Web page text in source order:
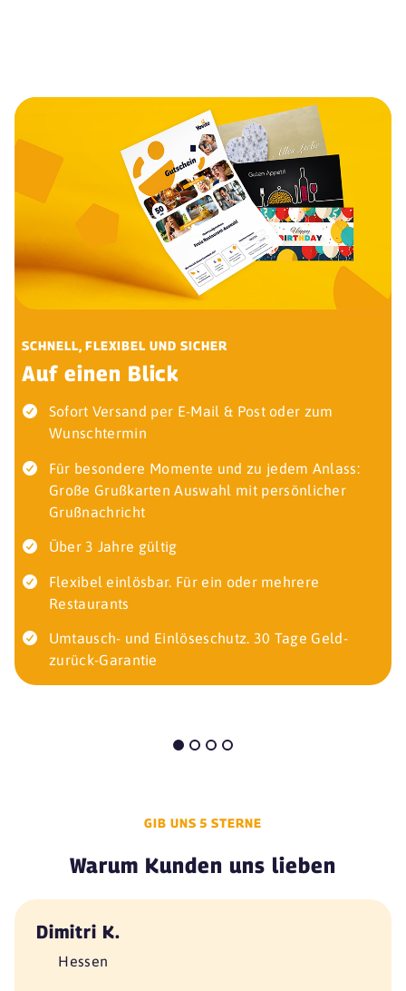
SCHNELL, FLEXIBEL UND SICHER
Auf einen Blick
Sofort Versand per E-Mail & Post oder zum
Wunschtermin
Für besondere Momente und zu jedem Anlass:
Große Grußkarten Auswahl mit persönlicher
Grußnachricht
Über 3 Jahre gültig
Flexibel einlösbar. Für ein oder mehrere
Restaurants
Umtausch- und Einlöseschutz. 30 Tage Geld-
zurück-Garantie
GIB UNS 5 STERNE
Warum Kunden uns lieben
Dimitri K.
Hessen